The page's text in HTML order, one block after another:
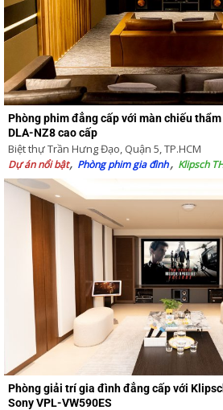
Phòng phim đẳng cấp với màn chiếu
DLA-NZ8 cao cấp
Biệt thự Trần Hưng Đạo, Quận 5, TP.HCM
Dự án nổi bật Phòng phim gia đình Klipsch
Phòng giải trí gia đình đẳng cấp với
Sony VPL-VW590ES